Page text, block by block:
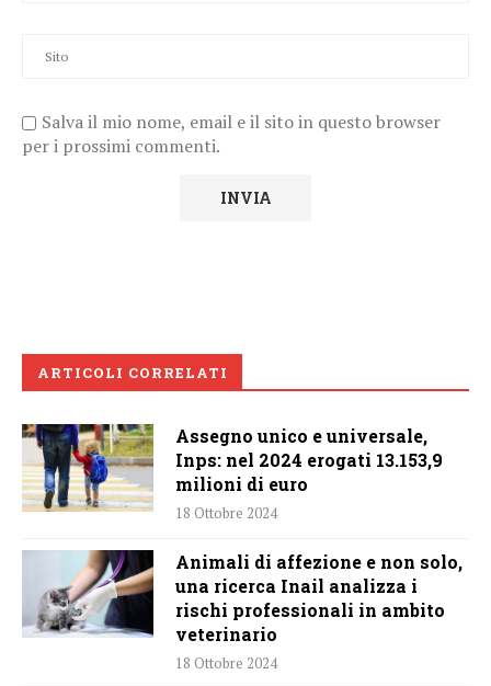
Salva il mio nome, email e il sito in questo browser
per i prossimi commenti.
ARTICOLI CORRELATI
Assegno unico e universale,
Inps: nel 2024 erogati 13.153,9
milioni di euro
18 Ottobre 2024
Animali di affezione e non solo,
una ricerca Inail analizza i
rischi professionali in ambito
veterinario
18 Ottobre 2024